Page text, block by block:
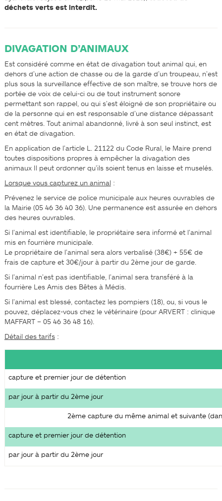
déchets verts est interdit.
DIVAGATION D’ANIMAUX
Est considéré comme en état de divagation tout animal qui, en
dehors d’une action de chasse ou de la garde d’un troupeau, n’est
plus sous la surveillance effective de son maître, se trouve hors de
portée de voix de celui­-ci ou de tout instrument sonore
permettant son rappel, ou qui s’est éloigné de son propriétaire ou
de la personne qui en est responsable d’une distance dépassant
cent mètres. Tout animal abandonné, livré à son seul instinct, est
en état de divagation.
En application de l’article L. 211­22 du Code Rural, le Maire prend
toutes dispositions propres à empêcher la divagation des
animaux Il peut ordonner qu’ils soient tenus en laisse et muselés.
Lorsque vous capturez un animal :
Prévenez le service de police municipale aux heures ouvrables de
la Mairie (05 46 36 40 36). Une permanence est assurée en dehors
des heures ouvrables.
Si l’animal est identifiable, le propriétaire sera informé et l’animal
mis en fourrière municipale.
Le propriétaire de l’animal sera alors verbalisé (38€) + 55€ de
frais de capture et 30€/jour à partir du 2ème jour de garde.
Si l’animal n’est pas identifiable, l’animal sera transféré à la
fourrière Les Amis des Bêtes à Médis.
Si l’animal est blessé, contactez les pompiers (18), ou, si vous le
pouvez, déplacez-vous chez le vétérinaire (pour ARVERT : clinique
MAFFART – 05 46 36 48 16).
Détail des tarifs:
capture et premier jour de détention
par jour à partir du 2ème jour
2ème capture du même animal et suivante
capture et premier jour de détention
par jour à partir du 2ème jour